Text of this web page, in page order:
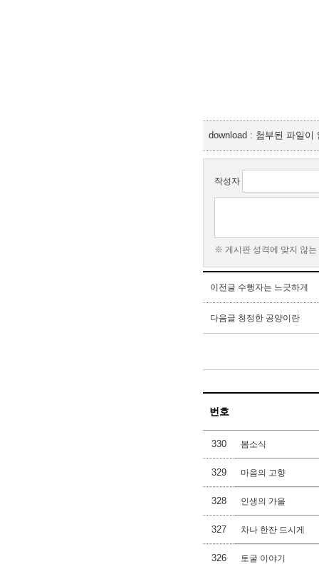
download : 첨부된 파일이
작성자
※ 게시판 성격에 맞지 않는
이전글 수행자는 느긋하게
다음글 청정한 공양이란
번호
330 봄소식
329 마음의 고향
328 인생의 가을
327 차나 한잔 드시게
326 토굴 이야기